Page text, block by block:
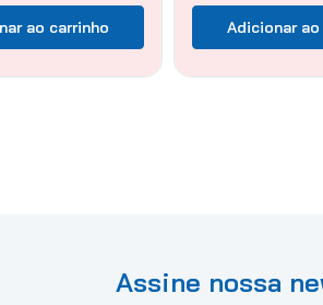
ao carrinho Adicionar
Assine nossa